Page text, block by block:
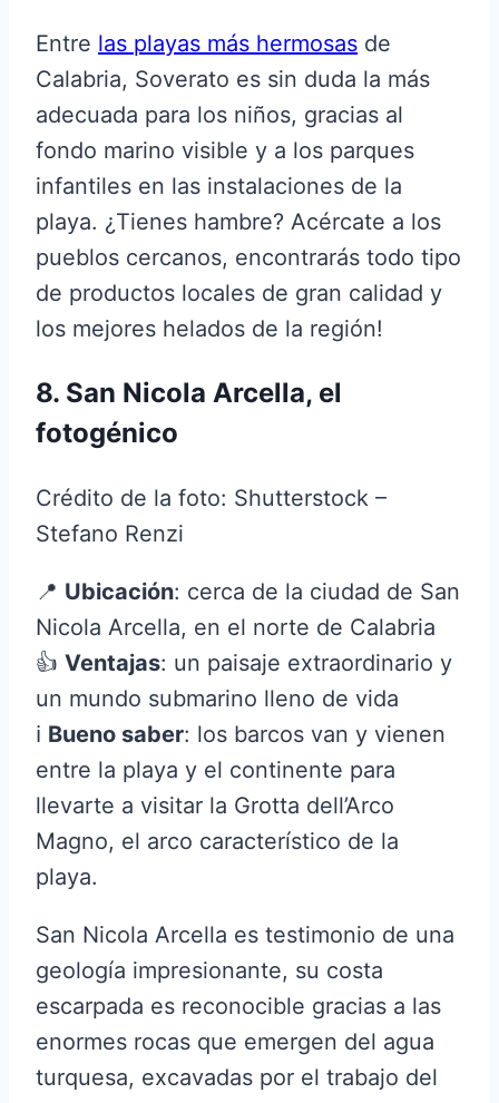
Entre las playas más hermosas de
Calabria, Soverato es sin duda la más
adecuada para los niños, gracias al
fondo marino visible y a los parques
infantiles en las instalaciones de la
playa. ¿Tienes hambre? Acércate a los
pueblos cercanos, encontrarás todo tipo
de productos locales de gran calidad y
los mejores helados de la región!
8. San Nicola Arcella, el
fotogénico
Crédito de la foto: Shutterstock –
Stefano Renzi
📍 Ubicación: cerca de la ciudad de San
Nicola Arcella, en el norte de Calabria
👍 Ventajas: un paisaje extraordinario y
un mundo submarino lleno de vida
ℹ️ Bueno saber: los barcos van y vienen
entre la playa y el continente para
llevarte a visitar la Grotta dell’Arco
Magno, el arco característico de la
playa.
San Nicola Arcella es testimonio de una
geología impresionante, su costa
escarpada es reconocible gracias a las
enormes rocas que emergen del agua
turquesa, excavadas por el trabajo del